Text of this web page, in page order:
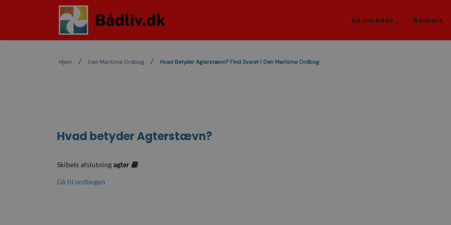
Alt om både Bådbørs
Hjem Den Maritime Ordbog Hvad Betyder Agterstævn? Find Svaret I Den Maritime Ordbog
Hvad betyderAgterstævn?
Skibets afslutningagter
Gå til ordbogen